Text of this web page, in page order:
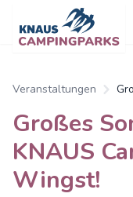
Veranstaltungen
Großes
KNAUS
Wingst!